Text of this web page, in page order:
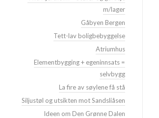
m/lager
Gåbyen Bergen
Tett-lav boligbebyggelse
Atriumhus
Elementbygging + egeninnsats =
selvbygg
La fire av søylene få stå
Siljustøl og utsikten mot Sandsliåsen
Ideen om Den Grønne Dalen